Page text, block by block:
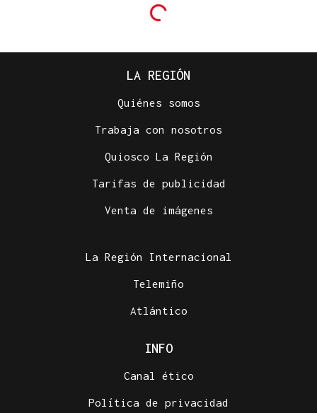
LA REGIÓN
Quiénes somos
Trabaja con nosotros
Quiosco La Región
Tarifas de publicidad
Venta de imágenes
La Región Internacional
Telemiño
Atlántico
INFO
Canal ético
Política de privacidad